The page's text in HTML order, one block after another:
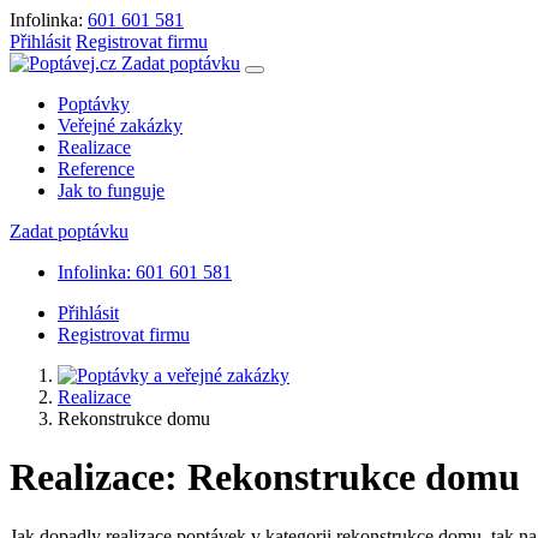
Infolinka: 601 601 581
Přihlásit Registrovat firmu
Zadat poptávku
Poptávky
Veřejné zakázky
Realizace
Reference
Jak to funguje
Zadat poptávku
Infolinka: 601 601 581
Přihlásit
Registrovat firmu
Realizace
Rekonstrukce domu
Realizace: Rekonstrukce domu